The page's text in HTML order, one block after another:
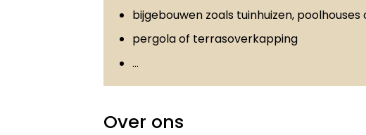
bijgebouwen zoals tuinhuizen, poolhouses
pergola of terrasoverkapping
…
Over ons